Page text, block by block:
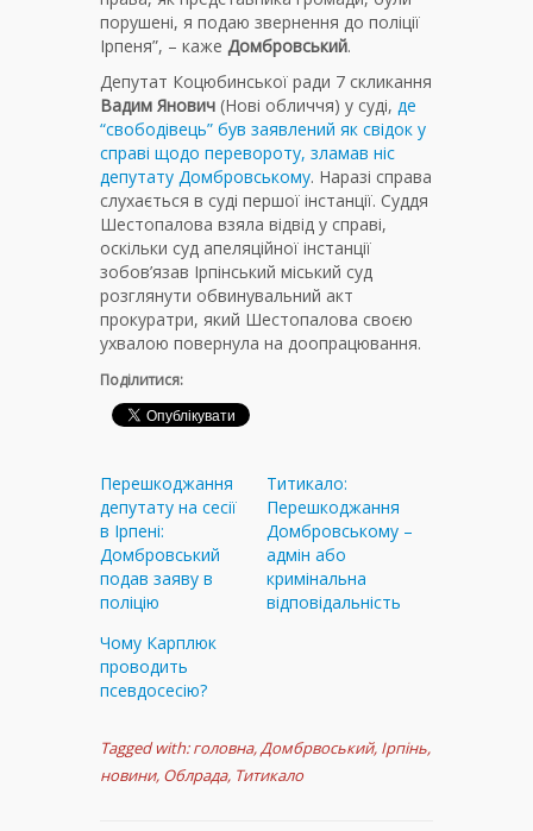
порушені, я подаю звернення до поліції
Ірпеня”, – каже Домбровський.
Депутат Коцюбинської ради 7 скликання
Вадим Янович (Нові обличчя) у суді, де
“свободівець” був заявлений як свідок у
справі щодо перевороту, зламав ніс
депутату Домбровському. Наразі справа
слухається в суді першої інстанції. Суддя
Шестопалова взяла відвід у справі,
оскільки суд апеляційної інстанції
зобов’язав Ірпінський міський суд
розглянути обвинувальний акт
прокуратри, який Шестопалова своєю
ухвалою повернула на доопрацювання.
Поділитися:
Перешкоджання
депутату на сесії
в Ірпені:
Домбровський
подав заяву в
поліцію
Титикало:
Перешкоджання
Домбровському –
адмін або
кримінальна
відповідальність
Чому Карплюк
проводить
псевдосесію?
Tagged with: головна,Домбрвоський, Ірпінь,
новини, Облрада, Титикало